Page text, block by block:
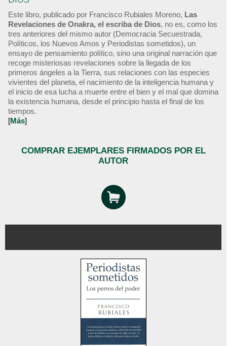
Este libro, publicado por Francisco Rubiales Moreno, Las
Revelaciones de Onakra, el escriba de Dios, no es, como los
tres anteriores del mismo autor (Democracia Secuestrada,
Políticos, los Nuevos Amos y Periodistas sometidos), un
ensayo de pensamiento político, sino una original narración que
recoge misteriosas revelaciones sobre la llegada de los
primeros ángeles a la Tierra, sus relaciones con las especies
vivientes del planeta, el nacimiento de la inteligencia humana y
el inicio de esa lucha a muerte entre el bien y el mal que domina
la existencia humana, desde el principio hasta el final de los
tiempos.
[Más]
COMPRAR EJEMPLARES FIRMADOS POR EL
AUTOR